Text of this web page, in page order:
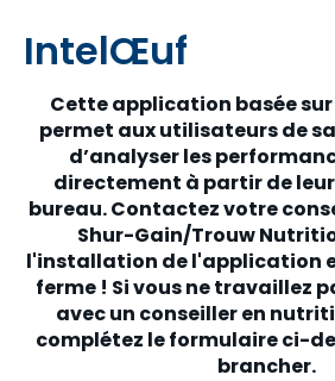
IntelŒuf
Cette application basée
permet aux utilisateurs de
d’analyser les
directement à partir de
bureau.Contactez votre
Shur-Gain/Trouw
l'installation de l'application
ferme ! Si vous ne travaillez
avec un conseiller en
complétez le formulaire ci-
brancher.